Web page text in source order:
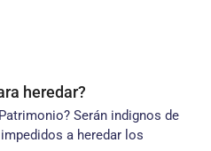
heredar?
Serán indignos de
a heredar los